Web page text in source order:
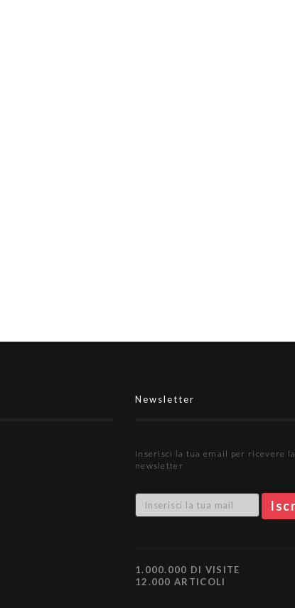
Newsletter
Inserisci la tua email per ricevere la
newsletter
1.000.000 DI VISITE
12.000 ARTICOLI